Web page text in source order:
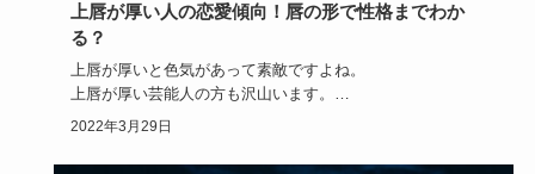
上唇が厚い人の恋愛傾向！唇の形で性格までわか
る？
上唇が厚いと色気があって素敵ですよね。
上唇が厚い芸能人の方も沢山います。
しかし、あまりに厚い上唇だと、コンプレック…
2022年3月29日